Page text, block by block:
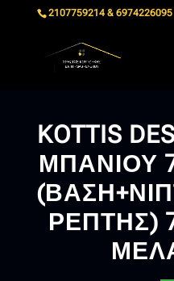
2107759214 & 6974226095
KOTTIS
ΜΠΑΝΙΟΥ
ΡΕΠΤΗΣ)